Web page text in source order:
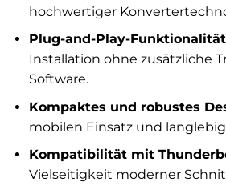
hochwertiger
Plug-and-Play-
Installation ohne zusätzliche
Software.
Kompaktes und robustes
mobilen Einsatz und
Kompatibilität mit
Vielseitigkeit moderner